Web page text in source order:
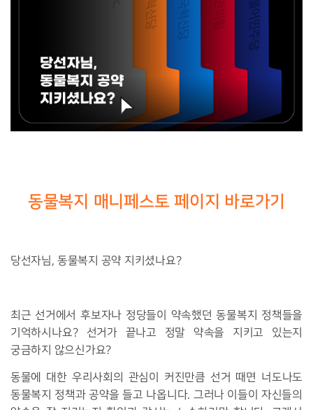
동물복지 매니페스토 페이지 바로가기
당선자님, 동물복지 공약 지키셨나요?
최근 선거에서 후보자나 정당들이 약속했던 동물복지 정책들을
기억하시나요? 선거가 끝나고 정말 약속을 지키고 있는지
궁금하지 않으신가요?
동물에 대한 우리사회의 관심이 커진만큼 선거 때면 너도나도
동물복지 정책과 공약을 들고 나옵니다. 그러나 이들이 자신들의